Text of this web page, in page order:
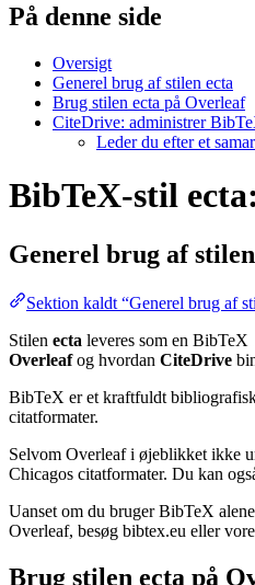
På denne side
Oversigt
Generel brug af stilen ecta
Brug stilen ecta på Overleaf
CiteDrive: administrer
Leder du efter et
BibTeX-stil
Generel brug af stilen
Sektion kaldt “Generel brug af
Stilen ecta leveres som en BibTeX
Overleafog hvordan CiteDrive
BibTeX er et kraftfuldt
citatformater.
Selvom Overleaf i øjeblikket ikke
Chicagos citatformater. Du kan
Uanset om du bruger BibTeX
Overleaf, besøg bibtex.eu eller
Brug stilen ecta på